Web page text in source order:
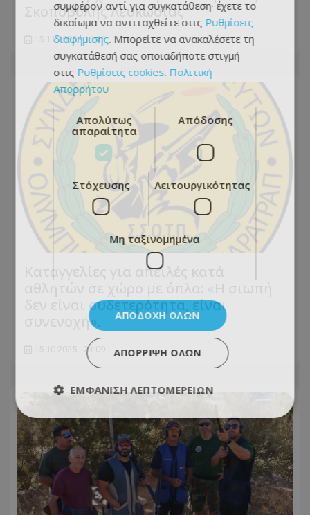
Σκοποβολής Λευκωσίας
15.11.2025 - 16:45
Καταγγελίες για απειλές κατά
δεν είναι ουδετερότητα, είναι
συνενοχή».
15.10.2025 - 21:09
συμφέρον αντί για συγκατάθεση· έχετε το
δικαίωμα να αντιταχθείτε στις Ρυθμίσεις
διαφήμισης. Μπορείτε να ανακαλέσετε τη
συγκατάθεσή σας οποιαδήποτε στιγμή
στις Ρυθμίσεις cookies. Πολιτική
Απορρήτου
Απολύτως
απαραίτητα
Απόδοσης
Στόχευσης Λειτουργικότητας
Μη ταξινομημένα
ΑΠΟΔΟΧΉ ΌΛΩΝ
ΑΠΌΡΡΙΨΗ ΌΛΩΝ
ΕΜΦΆΝΙΣΗ ΛΕΠΤΟΜΕΡΕΙΏΝ